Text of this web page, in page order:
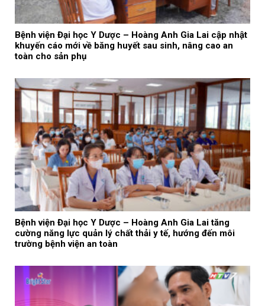
Bệnh viện Đại học Y Dược – Hoàng Anh Gia Lai cập nhật
khuyến cáo mới về băng huyết sau sinh, nâng cao an
toàn cho sản phụ
Bệnh viện Đại học Y Dược – Hoàng Anh Gia Lai tăng
cường năng lực quản lý chất thải y tế, hướng đến môi
trường bệnh viện an toàn